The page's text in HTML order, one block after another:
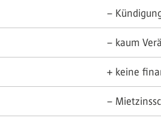
–
– kaum
+ keine
–